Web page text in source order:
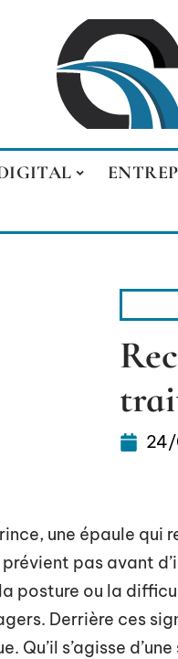
une épaule qui
pas avant
posture ou la
Derrière ces
s’agisse